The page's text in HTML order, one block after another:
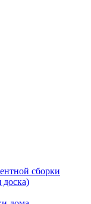
сборки